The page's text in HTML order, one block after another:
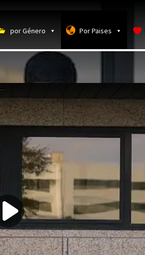
por Género Por Paises